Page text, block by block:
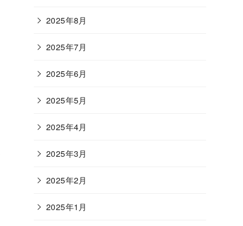
2025年8月
2025年7月
2025年6月
2025年5月
2025年4月
2025年3月
2025年2月
2025年1月